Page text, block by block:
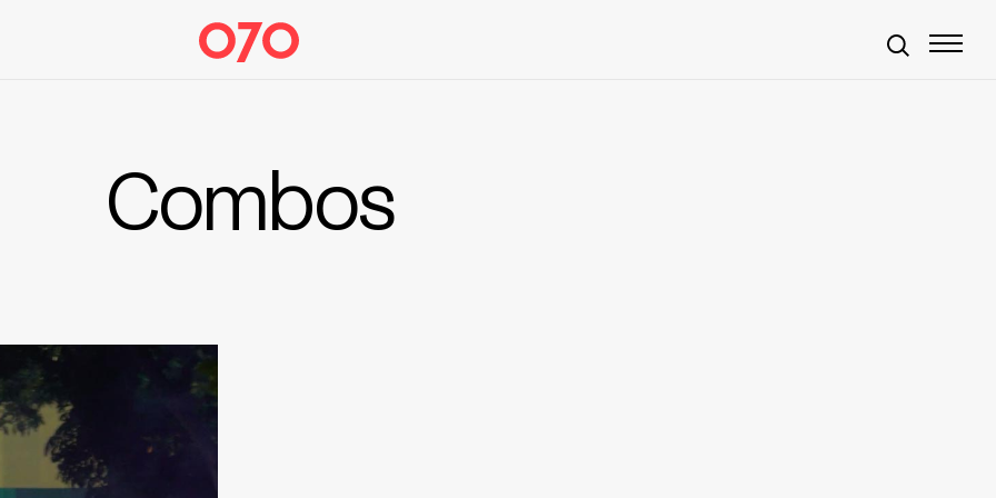
Combos